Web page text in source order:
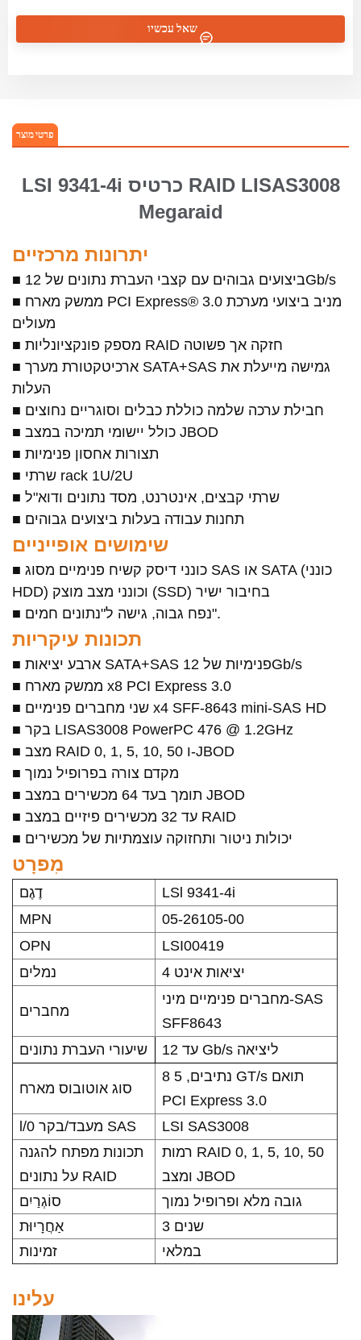
שאל עכשיו
פרטי מוצר
LSI 9341-4i כרטיס RAID LISAS3008
Megaraid
יתרונות מרכזיים
■ ביצועים גבוהים עם קצבי העברת נתונים של 12Gb/s
■ ממשק מארח PCI Express® 3.0 מניב ביצועי מערכת
מעולים
■ מספק פונקציונליות RAID חזקה אך פשוטה
■ ארכיטקטורת מערך SATA+SAS גמישה מייעלת את
העלות
■ חבילת ערכה שלמה כוללת כבלים וסוגריים נחוצים
■ כולל יישומי תמיכה במצב JBOD
■ תצורות אחסון פנימיות
■ שרתי rack 1U/2U
■ שרתי קבצים, אינטרנט, מסד נתונים ודוא"ל
■ תחנות עבודה בעלות ביצועים גבוהים
שימושים אופייניים
■ כונני דיסק קשיח פנימיים מסוג SAS או SATA (כונני
HDD) וכונני מצב מוצק (SSD) בחיבור ישיר
■ נפח גבוה, גישה ל"נתונים חמים".
תכונות עיקריות
■ ארבע יציאות SATA+SAS פנימיות של 12Gb/s
■ ממשק מארח x8 PCI Express 3.0
■ שני מחברים פנימיים x4 SFF-8643 mini-SAS HD
■ בקר LISAS3008 PowerPC 476 @ 1.2GHz
■ מצב RAID 0, 1, 5, 10, 50 ו-JBOD
■ מקדם צורה בפרופיל נמוך
■ תומך בעד 64 מכשירים במצב JBOD
■ עד 32 מכשירים פיזיים במצב RAID
■ יכולות ניטור ותחזוקה עוצמתיות של מכשירים
מִפרָט
דֶגֶם
LSl 9341-4i
MPN
05-26105-00
OPN
LSI00419
נמלים
4 יציאות אינט
מחברים
מחברים פנימיים מיני-SAS
SFF8643
שיעורי העברת נתונים
עד 12 Gb/s ליציאה
סוג אוטובוס מארח
8 נתיבים, 5 GT/s תואם
PCI Express 3.0
l/0 מעבד/בקר SAS
LSI SAS3008
תכונות מפתח להגנה
על נתונים RAID
רמות RAID 0, 1, 5, 10, 50
ומצב JBOD
סוֹגְרַיִם
גובה מלא ופרופיל נמוך
אַחֲרָיוּת
3 שנים
זמינות
במלאי
עלינו